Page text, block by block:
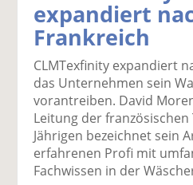
expandiert
Frankreich
CLMTexfinity expandiert
das Unternehmen sein
vorantreiben. David
Leitung der französischen
Jährigen bezeichnet sein
erfahrenen Profi mit
Fachwissen in der